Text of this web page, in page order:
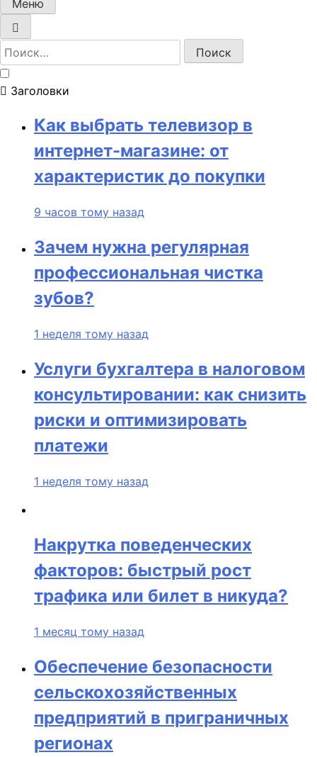
Меню
Найти:
Заголовки
Как выбрать телевизор в
интернет-магазине: от
характеристик до покупки
9 часов тому назад
Зачем нужна регулярная
профессиональная чистка
зубов?
1 неделя тому назад
Услуги бухгалтера в налоговом
консультировании: как снизить
риски и оптимизировать
платежи
1 неделя тому назад
Накрутка поведенческих
факторов: быстрый рост
трафика или билет в никуда?
1 месяц тому назад
Обеспечение безопасности
сельскохозяйственных
предприятий в приграничных
регионах